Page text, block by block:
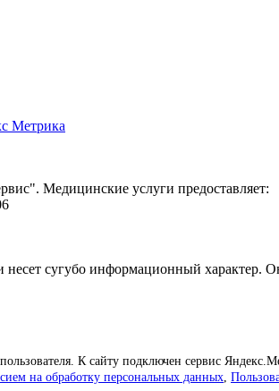
Метрика
Медицинские услуги предоставляет:
сугубо информационный характер.
К сайту подключен сервис
на обработку персональных данных,